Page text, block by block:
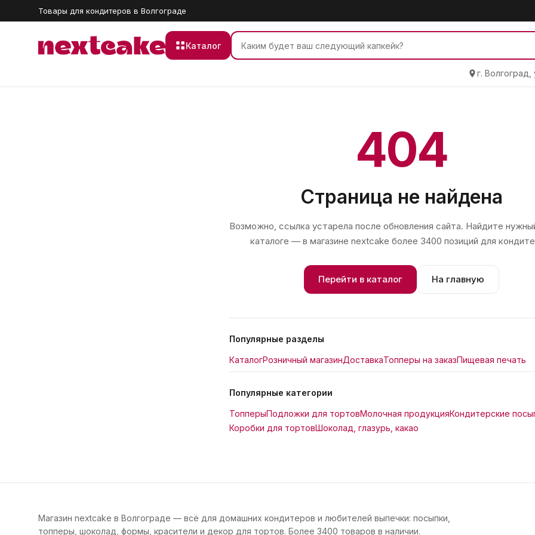
Товары для кондитеров в Волгограде
Каталог
г.
404
Страница не найдена
Возможно, ссылка устарела после обновления сайта. Найдите
каталоге — в магазине nextcake более 3400 позиций для
Перейти в каталог На главную
Популярные разделы
КаталогРозничный магазинДоставкаТопперы на заказПищевая печать
Популярные категории
ТопперыПодложки для тортовМолочная продукцияКондитерские
Коробки для тортовШоколад, глазурь, какао
Магазин nextcake в Волгограде — всё для домашних кондитеров и любителей выпечки: посыпки,
топперы, шоколад, формы, красители и декор для тортов. Более 3400 товаров в наличии.